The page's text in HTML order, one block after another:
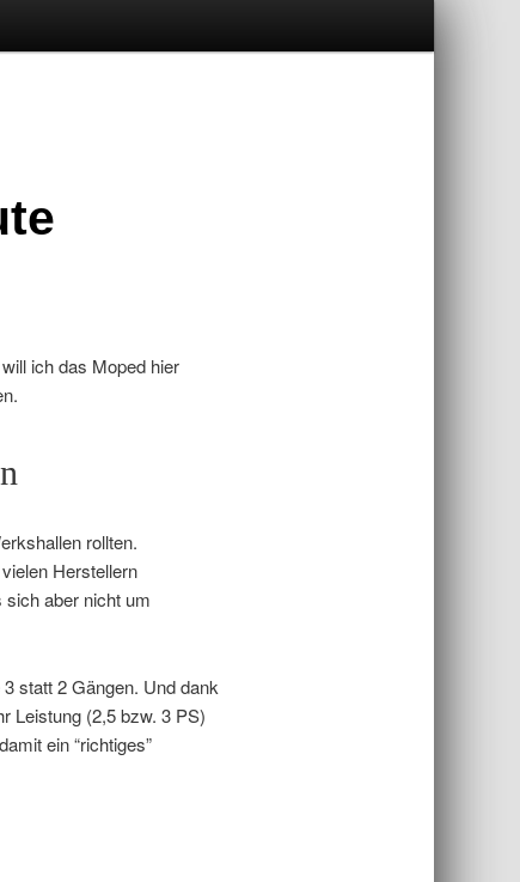
ich das Moped hier
rollten.
Herstellern
sich aber nicht um
statt 2 Gängen. Und dank
Leistung (2,5 bzw. 3 PS)
ein “richtiges”